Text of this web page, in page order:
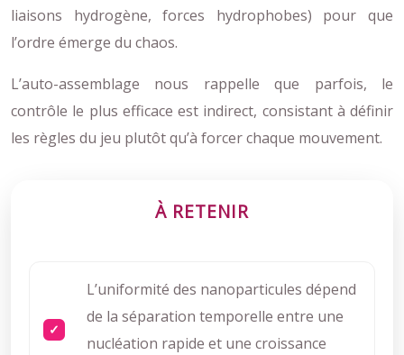
liaisons hydrogène, forces hydrophobes) pour que
l’ordre émerge du chaos.
L’auto-assemblage nous rappelle que parfois, le
contrôle le plus efficace est indirect, consistant à définir
les règles du jeu plutôt qu’à forcer chaque mouvement.
À RETENIR
L’uniformité des nanoparticules dépend
de la séparation temporelle entre une
nucléation rapide et une croissance